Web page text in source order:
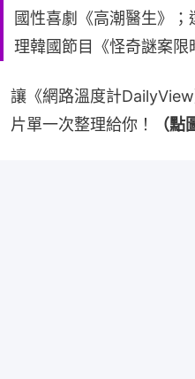
國性喜劇《高潮醫生》
理韓國節目《怪奇謎案限
讓《網路溫度計
片單一次整理給你！
（點